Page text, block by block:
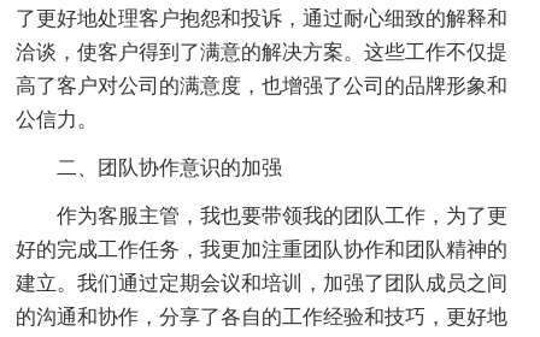
了更好地处理客户抱怨和投诉，通过耐心细致的解释和
洽谈，使客户得到了满意的解决方案。这些工作不仅提
高了客户对公司的满意度，也增强了公司的品牌形象和
公信力。
二、团队协作意识的加强
作为客服主管，我也要带领我的团队工作，为了更
好的完成工作任务，我更加注重团队协作和团队精神的
建立。我们通过定期会议和培训，加强了团队成员之间
的沟通和协作，分享了各自的工作经验和技巧，更好地